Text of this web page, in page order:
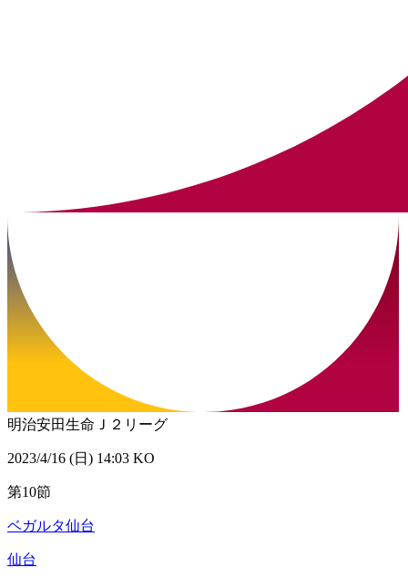
明治安田生命Ｊ２リーグ
2023/4/16 (日) 14:03 KO
第10節
ベガルタ仙台
仙台